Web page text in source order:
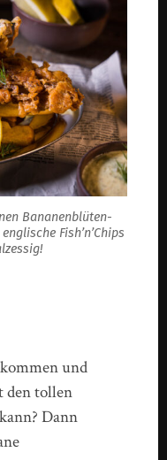
Bananenblüten-
Fish’n’Chips
und
den tollen
Dann